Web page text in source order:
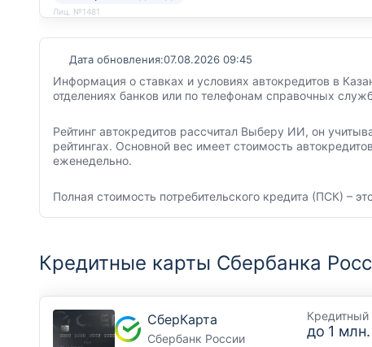
Лиц. №1481
Дата обновления:07.08.2026 09:45
Информация о ставках и условиях автокредитов в
отделениях банков или по телефонам справочных
Рейтинг автокредитов рассчитал Выберу ИИ, он
рейтингах. Основной вес имеет стоимость
еженедельно.
Полная стоимость потребительского кредита (ПСК) –
Кредитные карты Сбербанка
СберКарта
Сбербанк России
Кредитный
до 1